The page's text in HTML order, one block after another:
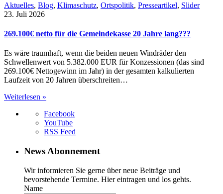
Aktuelles, Blog, Klimaschutz, Ortspolitik, Presseartikel, Slider
23. Juli 2026
269.100€ netto für die Gemeindekasse 20 Jahre lang???
Es wäre traumhaft, wenn die beiden neuen Windräder den
Schwellenwert von 5.382.000 EUR für Konzessionen (das sind
269.100€ Nettogewinn im Jahr) in der gesamten kalkulierten
Laufzeit von 20 Jahren überschreiten…
Weiterlesen »
Facebook
YouTube
RSS Feed
News Abonnement
Wir informieren Sie gerne über neue Beiträge und
bevorstehende Termine. Hier eintragen und los gehts.
Name